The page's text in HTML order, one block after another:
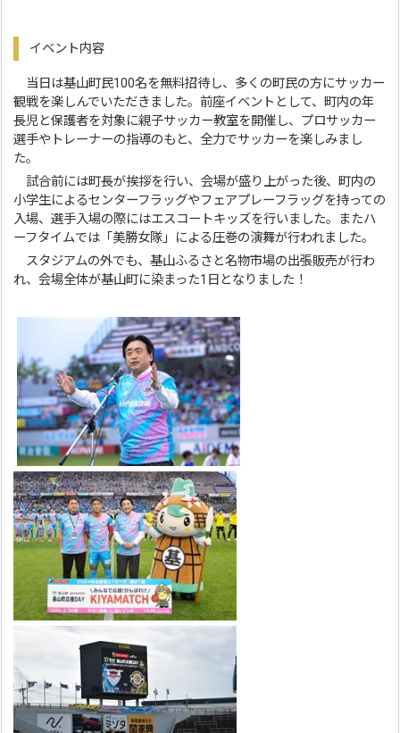
イベント内容
当日は基山町民100名を無料招待し、多くの町民の方にサッカー
観戦を楽しんでいただきました。前座イベントとして、町内の年
長児と保護者を対象に親子サッカー教室を開催し、プロサッカー
選手やトレーナーの指導のもと、全力でサッカーを楽しみまし
た。
試合前には町長が挨拶を行い、会場が盛り上がった後、町内の
小学生によるセンターフラッグやフェアプレーフラッグを持っての
入場、選手入場の際にはエスコートキッズを行いました。またハ
ーフタイムでは「美勝女隊」による圧巻の演舞が行われました。
スタジアムの外でも、基山ふるさと名物市場の出張販売が行わ
れ、会場全体が基山町に染まった1日となりました！